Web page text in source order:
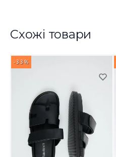
Схожі товари
-33%